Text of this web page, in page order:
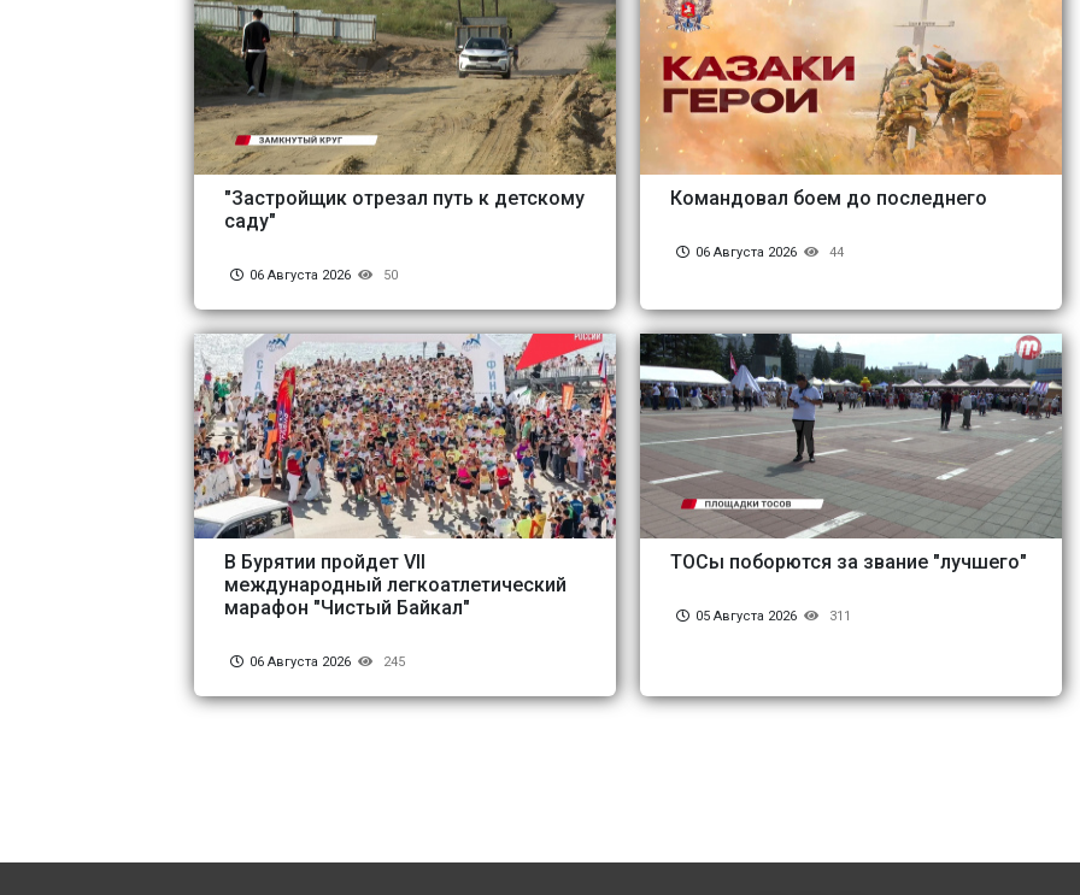
"Застройщик отрезал путь к детскому
саду"
06 Августа 2026 50
Командовал боем до последнего
06 Августа 2026 44
В Бурятии пройдет VII
международный легкоатлетический
марафон "Чистый Байкал"
06 Августа 2026 245
ТОСы поборются за звание "лучшего"
05 Августа 2026 311